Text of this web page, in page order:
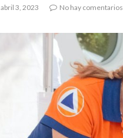
abril 3, 2023 No hay comentarios